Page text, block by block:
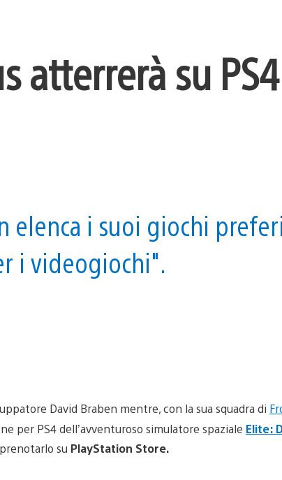
atterrerà su
elenca i suoi giochi
i videogiochi".
David Braben mentre, con la sua squadra di
per PS4 dell’avventuroso simulatore spaziale Elite:
su PlayStation Store.